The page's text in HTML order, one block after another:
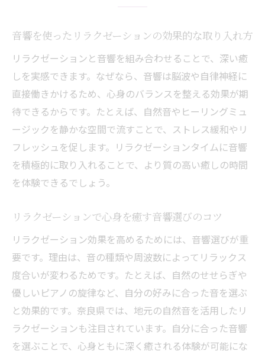
音響を使ったリラクゼーションの効果的な取り入れ方
リラクゼーションと音響を組み合わせることで、深い癒
しを実感できます。なぜなら、音響は脳波や自律神経に
直接働きかけるため、心身のバランスを整える効果が期
待できるからです。たとえば、自然音やヒーリングミュ
ージックを静かな空間で流すことで、ストレス緩和やリ
フレッシュを促します。リラクゼーションタイムに音響
を積極的に取り入れることで、より質の高い癒しの時間
を体験できるでしょう。
リラクゼーションで心身を癒す音響選びのコツ
リラクゼーション効果を高めるためには、音響選びが重
要です。理由は、音の種類や周波数によってリラックス
度合いが変わるためです。たとえば、自然のせせらぎや
優しいピアノの旋律など、自分の好みに合った音を選ぶ
と効果的です。奈良県では、地元の自然音を活用したリ
ラクゼーションも注目されています。自分に合った音響
を選ぶことで、心身ともに深く癒される体験が可能にな